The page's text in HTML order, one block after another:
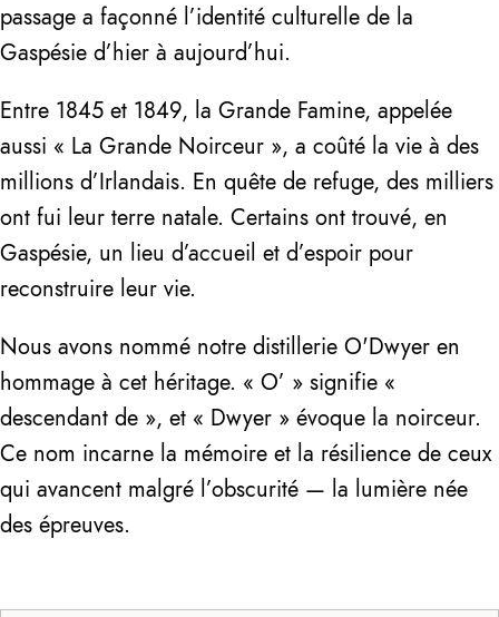
passage a façonné l’identité culturelle de la
Gaspésie d’hier à aujourd’hui.
Entre 1845 et 1849, la Grande Famine, appelée
aussi « La Grande Noirceur », a coûté la vie à des
millions d’Irlandais. En quête de refuge, des milliers
ont fui leur terre natale. Certains ont trouvé, en
Gaspésie, un lieu d’accueil et d’espoir pour
reconstruire leur vie.
Nous avons nommé notre distillerie O'Dwyer en
hommage à cet héritage. « O’ » signifie «
descendant de », et « Dwyer » évoque la noirceur.
Ce nom incarne la mémoire et la résilience de ceux
qui avancent malgré l’obscurité — la lumière née
des épreuves.